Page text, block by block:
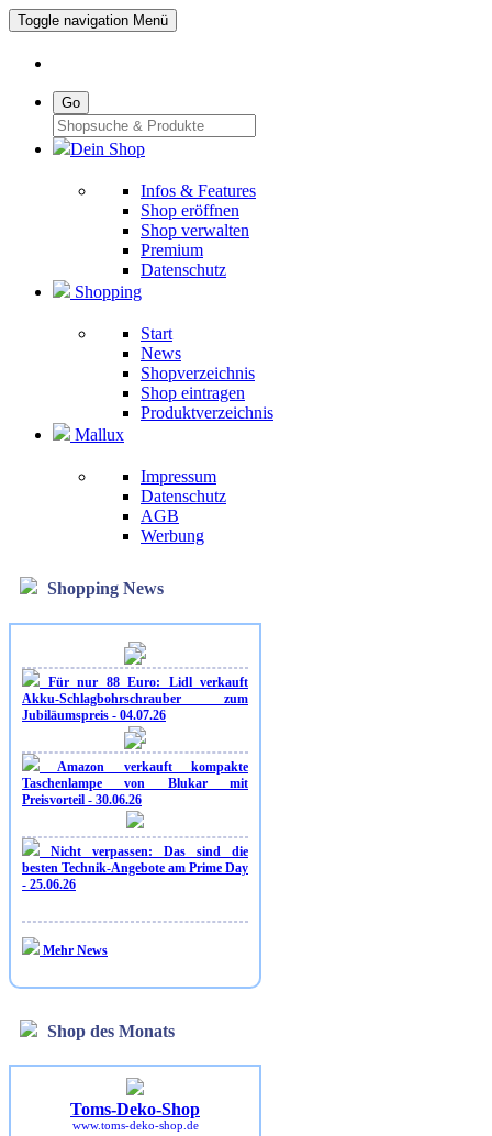
Toggle navigation Menü
Go
Dein Shop
Infos & Features
Shop eröffnen
Shop verwalten
Premium
Datenschutz
Shopping
Start
News
Shopverzeichnis
Shop eintragen
Produktverzeichnis
Mallux
Impressum
Datenschutz
AGB
Werbung
Shopping News
Für nur 88 Euro: Lidl verkauft
Akku-Schlagbohrschrauber zum
Jubiläumspreis - 04.07.26
Amazon verkauft kompakte
Taschenlampe von Blukar mit
Preisvorteil - 30.06.26
Nicht verpassen: Das sind die
besten Technik-Angebote am Prime Day
- 25.06.26
Mehr News
Shop des Monats
Toms-Deko-Shop
www.toms-deko-shop.de